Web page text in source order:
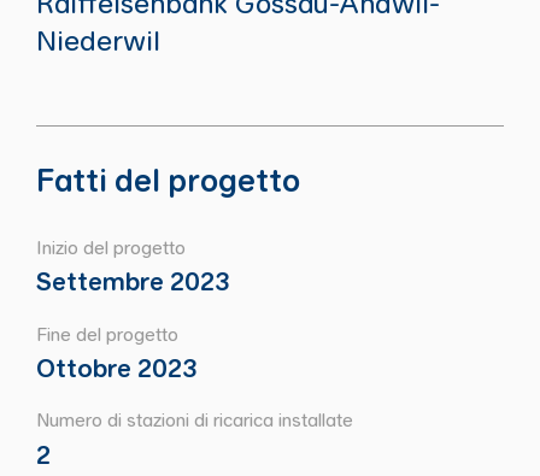
Niederwil
Fatti del progetto
Inizio del progetto
Settembre 2023
Fine del progetto
Ottobre 2023
Numero di stazioni di ricarica installate
2